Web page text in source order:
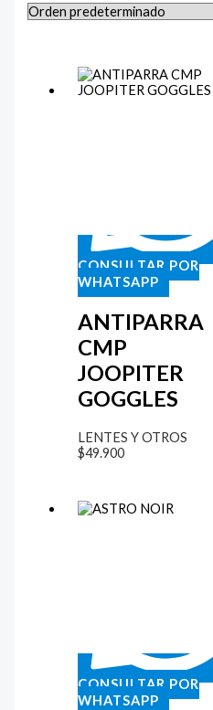
CONSULTAR POR
WHATSAPP
ANTIPARRA
CMP
JOOPITER
GOGGLES
LENTES Y OTROS
$49.900
CONSULTAR POR
WHATSAPP